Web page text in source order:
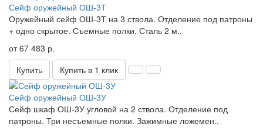
Сейф оружейный ОШ-3Т
Оружейный сейф ОШ-3Т на 3 ствола. Отделение под патроны
+ одно скрытое. Съемные полки. Сталь 2 м..
от 67 483 р.
Купить
Купить в 1 клик
Сейф оружейный ОШ-3У
Сейф шкаф ОШ-3У угловой на 2 ствола. Отделение под
патроны. Три несъемные полки. Зажимные ложемен..